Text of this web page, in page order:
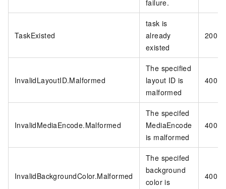
failure.
TaskExisted
task is
already
existed
200
InvalidLayoutID.Malformed
The specified
layout ID is
malformed
400
InvalidMediaEncode.Malformed
The specifed
MediaEncode
is malformed
400
InvalidBackgroundColor.Malformed
The specifed
background
color is
400